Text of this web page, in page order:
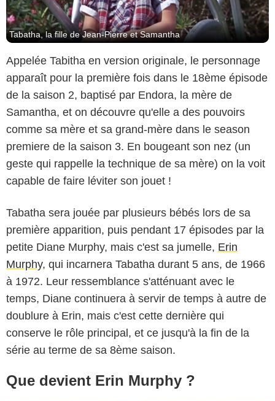
Tabatha, la fille de Jean-Pierre et Samantha
Appelée Tabitha en version originale, le personnage
apparaît pour la première fois dans le 18ème épisode
de la saison 2, baptisé par Endora, la mère de
Samantha, et on découvre qu'elle a des pouvoirs
comme sa mère et sa grand-mère dans le season
premiere de la saison 3. En bougeant son nez (un
geste qui rappelle la technique de sa mère) on la voit
capable de faire léviter son jouet !
Tabatha sera jouée par plusieurs bébés lors de sa
première apparition, puis pendant 17 épisodes par la
petite Diane Murphy, mais c'est sa jumelle, Erin
Murphy, qui incarnera Tabatha durant 5 ans, de 1966
à 1972. Leur ressemblance s'atténuant avec le
temps, Diane continuera à servir de temps à autre de
doublure à Erin, mais c'est cette dernière qui
conserve le rôle principal, et ce jusqu'à la fin de la
série au terme de sa 8ème saison.
Que devient Erin Murphy ?
Starmax / Bestimage